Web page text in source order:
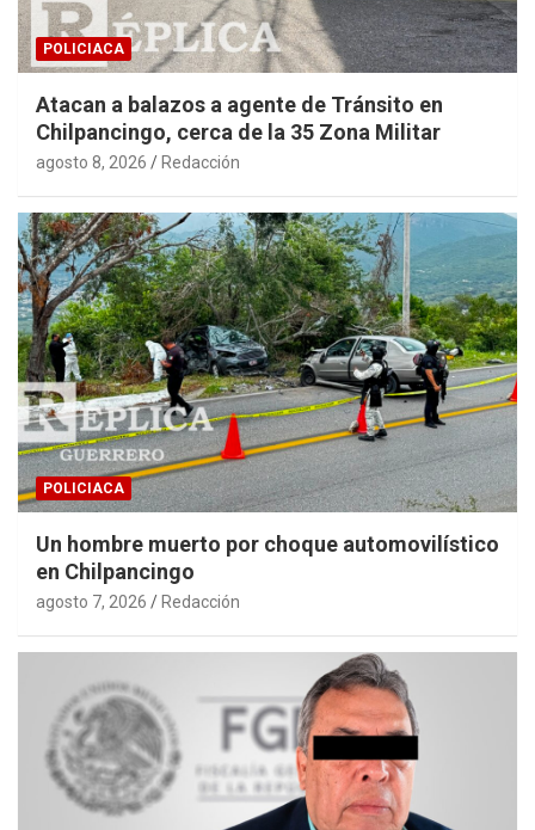
POLICIACA
Atacan a balazos a agente de Tránsito en
Chilpancingo, cerca de la 35 Zona Militar
agosto 8, 2026 Redacción
POLICIACA
Un hombre muerto por choque automovilístico
en Chilpancingo
agosto 7, 2026 Redacción